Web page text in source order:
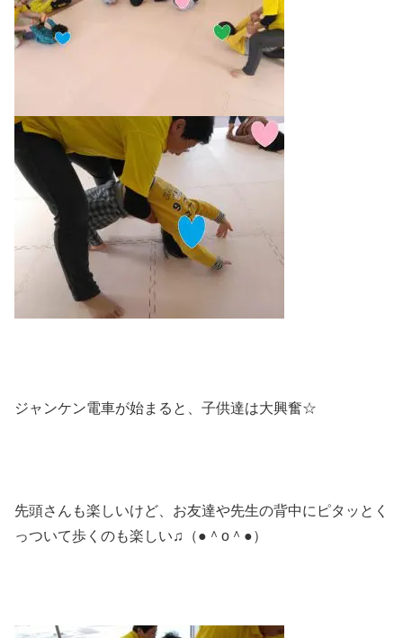
ジャンケン電車が始まると、子供達は大興奮☆
先頭さんも楽しいけど、お友達や先生の背中にピタッとく
っついて歩くのも楽しい♫（●＾o＾●）